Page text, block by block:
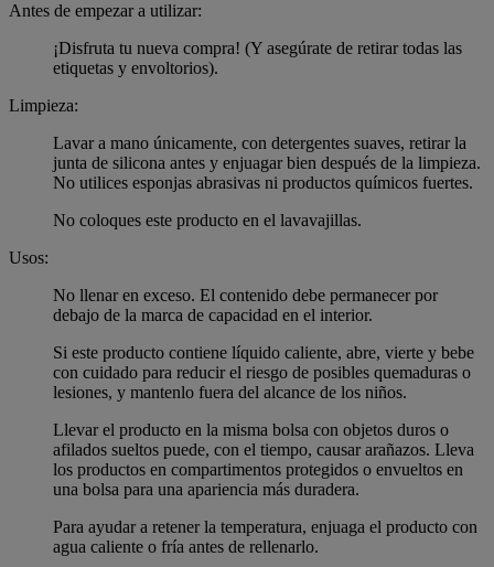
Antes de empezar a utilizar:
¡Disfruta tu nueva compra! (Y asegúrate de retirar todas las
etiquetas y envoltorios).
Limpieza:
Lavar a mano únicamente, con detergentes suaves, retirar la
junta de silicona antes y enjuagar bien después de la limpieza.
No utilices esponjas abrasivas ni productos químicos fuertes.
No coloques este producto en el lavavajillas.
Usos:
No llenar en exceso. El contenido debe permanecer por
debajo de la marca de capacidad en el interior.
Si este producto contiene líquido caliente, abre, vierte y bebe
con cuidado para reducir el riesgo de posibles quemaduras o
lesiones, y mantenlo fuera del alcance de los niños.
Llevar el producto en la misma bolsa con objetos duros o
afilados sueltos puede, con el tiempo, causar arañazos. Lleva
los productos en compartimentos protegidos o envueltos en
una bolsa para una apariencia más duradera.
Para ayudar a retener la temperatura, enjuaga el producto con
agua caliente o fría antes de rellenarlo.